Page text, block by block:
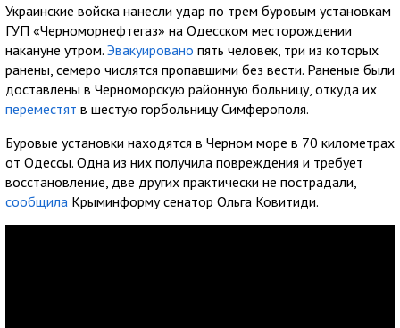
Украинские войска нанесли удар по трем буровым установкам
ГУП «Черноморнефтегаз» на Одесском месторождении
накануне утром. Эвакуировано пять человек, три из которых
ранены, семеро числятся пропавшими без вести. Раненые были
доставлены в Черноморскую районную больницу, откуда их
переместят в шестую горбольницу Симферополя.
Буровые установки находятся в Черном море в 70 километрах
от Одессы. Одна из них получила повреждения и требует
восстановление, две других практически не пострадали,
сообщила Крыминформу сенатор Ольга Ковитиди.